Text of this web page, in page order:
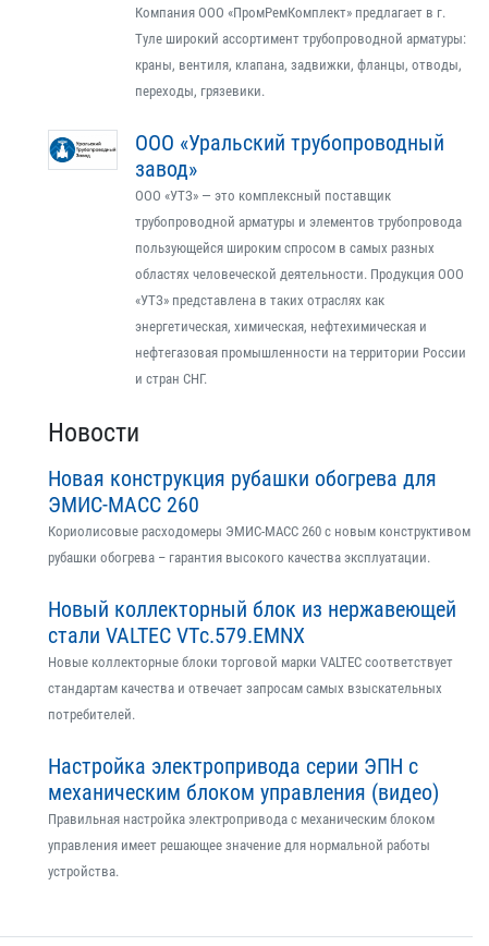
Компания ООО «ПромРемКомплект» предлагает в г.
Туле широкий ассортимент трубопроводной арматуры:
краны, вентиля, клапана, задвижки, фланцы, отводы,
переходы, грязевики.
ООО «Уральский трубопроводный
завод»
ООО «УТЗ» — это комплексный поставщик
трубопроводной арматуры и элементов трубопровода
пользующейся широким спросом в самых разных
областях человеческой деятельности. Продукция ООО
«УТЗ» представлена в таких отраслях как
энергетическая, химическая, нефтехимическая и
нефтегазовая промышленности на территории России
и стран СНГ.
Новости
Новая конструкция рубашки обогрева для
ЭМИС-МАСС 260
Кориолисовые расходомеры ЭМИС-МАСС 260 с новым конструктивом
рубашки обогрева – гарантия высокого качества эксплуатации.
Новый коллекторный блок из нержавеющей
стали VALTEC VTс.579.EMNX
Новые коллекторные блоки торговой марки VALTEC соответствует
стандартам качества и отвечает запросам самых взыскательных
потребителей.
Настройка электропривода серии ЭПН с
механическим блоком управления (видео)
Правильная настройка электропривода с механическим блоком
управления имеет решающее значение для нормальной работы
устройства.